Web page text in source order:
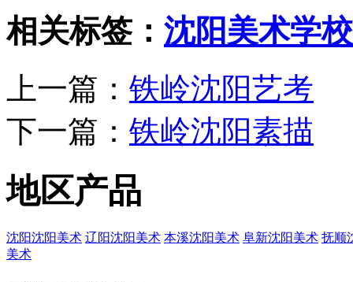
相关标签： 沈阳美术学校
上一篇： 铁岭沈阳艺考
下一篇： 铁岭沈阳素描
地区产品
沈阳沈阳美术 辽阳沈阳美术 本溪沈阳美术 阜新沈阳美术 抚顺
美术